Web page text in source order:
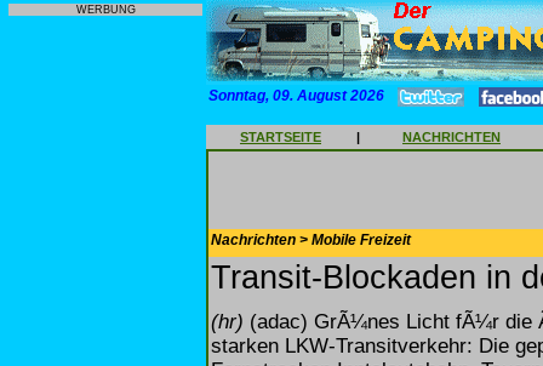
WERBUNG
Sonntag, 09. August 2026
STARTSEITE | NACHRICHTEN
Nachrichten > Mobile Freizeit
Transit-Blockaden in
(hr) (adac) GrÃ¼nes Licht fÃ¼r die
starken LKW-Transitverkehr: Die